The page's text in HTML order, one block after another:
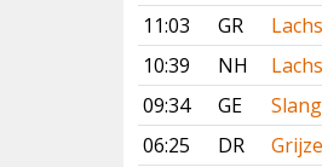
11:03
GR
10:39
NH
09:34
GE
06:25
DR